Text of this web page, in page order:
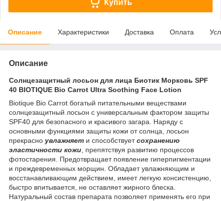
Купить
Описание Характеристики Доставка Оплата
Описание
Солнцезащитный лосьон для лица Биотик Морковь SPF
40 BIOTIQUE Bio Carrot Ultra Soothing Face Lotion
Biotique Bio Carrot богатый питательными веществами
солнцезащитный лосьон с универсальным фактором защиты
SPF40 для безопасного и красивого загара. Наряду с
основными функциями защиты кожи от солнца, лосьон
прекрасно увлажняет и способствуетсохранению
эластичности кожи , препятствуя развитию процессов
фотостарения. Предотвращает появление гиперпигментации
и преждевременных морщин. Обладает увлажняющим и
восстанавливающим действием, имеет легкую консистенцию,
быстро впитывается, не оставляет жирного блеска.
Натуральный состав препарата позволяет применять его при